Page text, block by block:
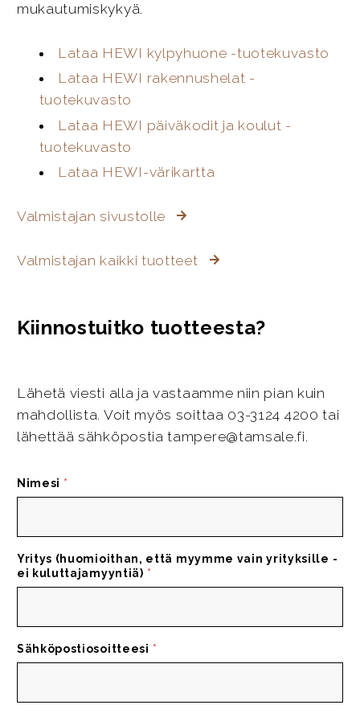
mukautumiskykyä.
Lataa HEWI kylpyhuone -tuotekuvasto
Lataa HEWI rakennushelat -
tuotekuvasto
Lataa HEWI päiväkodit ja koulut -
tuotekuvasto
Lataa HEWI-värikartta
Valmistajan sivustolle
Valmistajan kaikki tuotteet
Kiinnostuitko tuotteesta?
Lähetä viesti alla ja vastaamme niin pian kuin
mahdollista. Voit myös soittaa 03-3124 4200 tai
lähettää sähköpostia tampere@tamsale.fi.
Nimesi *
Yritys (huomioithan, että myymme vain yrityksille -
ei kuluttajamyyntiä) *
Sähköpostiosoitteesi *